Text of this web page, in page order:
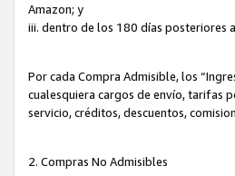
Amazon; y
iii. dentro de los 180 días posteriores
Por cada Compra Admisible, los
cualesquiera cargos de envío, tarifas
servicio, créditos, descuentos,
2. Compras No Admisibles